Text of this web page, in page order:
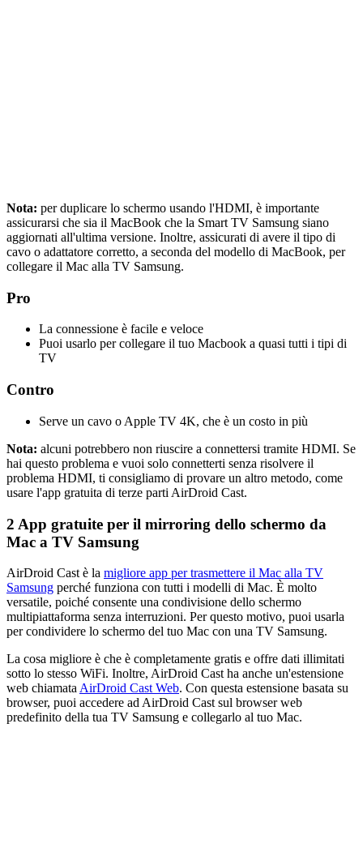
Nota: per duplicare lo schermo usando l'HDMI, è importante
assicurarsi che sia il MacBook che la Smart TV Samsung siano
aggiornati all'ultima versione. Inoltre, assicurati di avere il tipo di
cavo o adattatore corretto, a seconda del modello di MacBook, per
collegare il Mac alla TV Samsung.
Pro
La connessione è facile e veloce
Puoi usarlo per collegare il tuo Macbook a quasi tutti i tipi di
TV
Contro
Serve un cavo o Apple TV 4K, che è un costo in più
Nota: alcuni potrebbero non riuscire a connettersi tramite HDMI. Se
hai questo problema e vuoi solo connetterti senza risolvere il
problema HDMI, ti consigliamo di provare un altro metodo, come
usare l'app gratuita di terze parti AirDroid Cast.
2 App gratuite per il mirroring dello schermo da
Mac a TV Samsung
AirDroid Cast è la migliore app per trasmettere il Mac alla TV
Samsung perché funziona con tutti i modelli di Mac. È molto
versatile, poiché consente una condivisione dello schermo
multipiattaforma senza interruzioni. Per questo motivo, puoi usarla
per condividere lo schermo del tuo Mac con una TV Samsung.
La cosa migliore è che è completamente gratis e offre dati illimitati
sotto lo stesso WiFi. Inoltre, AirDroid Cast ha anche un'estensione
web chiamata AirDroid Cast Web. Con questa estensione basata su
browser, puoi accedere ad AirDroid Cast sul browser web
predefinito della tua TV Samsung e collegarlo al tuo Mac.